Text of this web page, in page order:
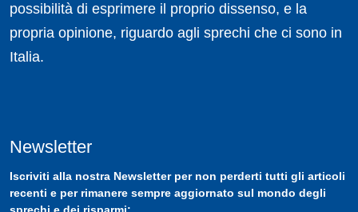
possibilità di esprimere il proprio dissenso, e la
propria opinione, riguardo agli sprechi che ci sono in
Italia.
Newsletter
Iscriviti alla nostra Newsletterper non perderti tutti gli articoli
recenti e per rimanere sempre aggiornato sul mondo degli